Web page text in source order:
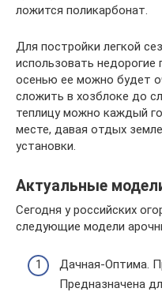
ложится поликарбонат.
Для постройки легкой
использовать недорогие
осенью ее можно будет
сложить в хозблоке до
теплицу можно каждый
месте, давая отдых
установки.
Актуальные
Сегодня у российских
следующие модели
Дачная-Оптима.
Предназначена